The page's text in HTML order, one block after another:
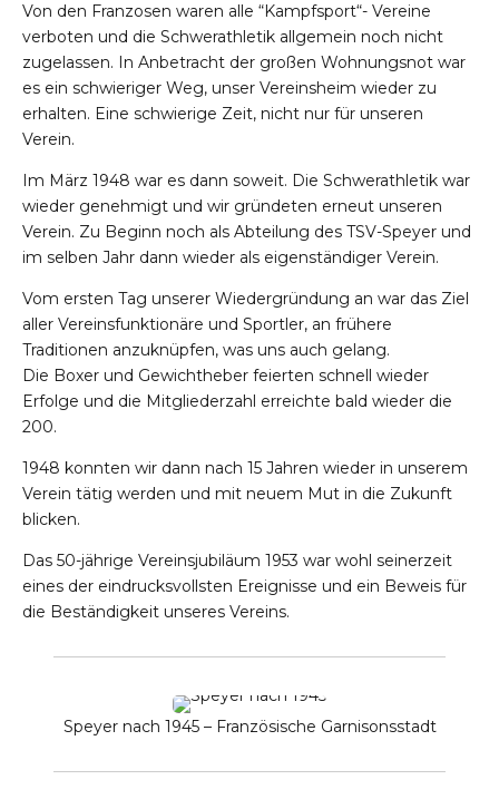
Von den Franzosen waren alle “Kampfsport“- Vereine
verboten und die Schwerathletik allgemein noch nicht
zugelassen. In Anbetracht der großen Wohnungsnot war
es ein schwieriger Weg, unser Vereinsheim wieder zu
erhalten. Eine schwierige Zeit, nicht nur für unseren
Verein.
Im März 1948 war es dann soweit. Die Schwerathletik war
wieder genehmigt und wir gründeten erneut unseren
Verein. Zu Beginn noch als Abteilung des TSV-Speyer und
im selben Jahr dann wieder als eigenständiger Verein.
Vom ersten Tag unserer Wiedergründung an war das Ziel
aller Vereinsfunktionäre und Sportler, an frühere
Traditionen anzuknüpfen, was uns auch gelang.
Die Boxer und Gewichtheber feierten schnell wieder
Erfolge und die Mitgliederzahl erreichte bald wieder die
200.
1948 konnten wir dann nach 15 Jahren wieder in unserem
Verein tätig werden und mit neuem Mut in die Zukunft
blicken.
Das 50-jährige Vereinsjubiläum 1953 war wohl seinerzeit
eines der eindrucksvollsten Ereignisse und ein Beweis für
die Beständigkeit unseres Vereins.
Speyer nach 1945 – Französische Garnisonsstadt